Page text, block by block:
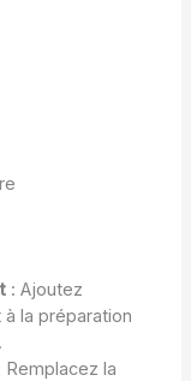
: Ajoutez
la préparation
la